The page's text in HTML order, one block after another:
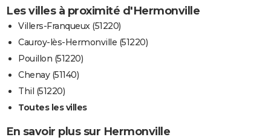
Les villes à proximité d'Hermonville
Villers-Franqueux (51220)
Cauroy-lès-Hermonville (51220)
Pouillon (51220)
Chenay (51140)
Thil (51220)
Toutes les villes
En savoir plus sur Hermonville